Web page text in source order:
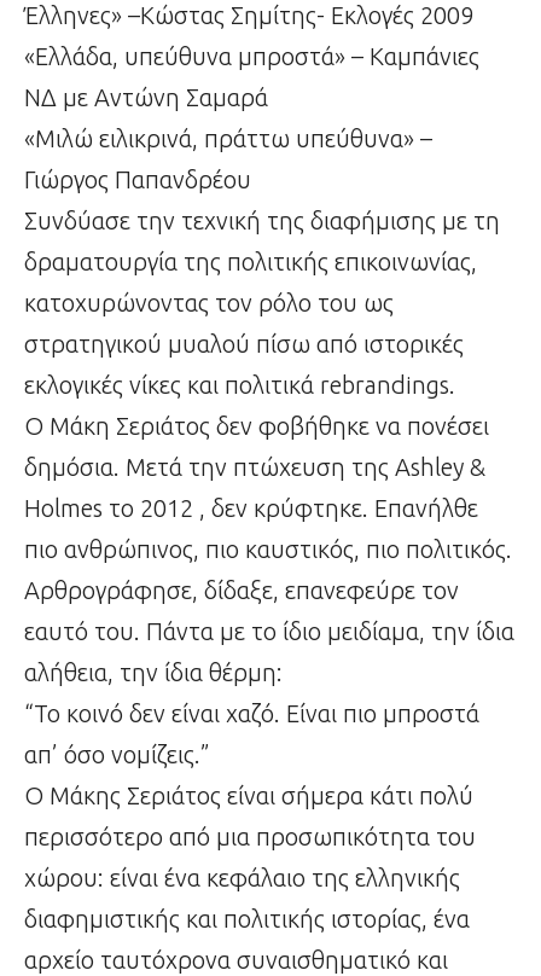
Έλληνες» –Κώστας Σημίτης- Εκλογές 2009
«Ελλάδα, υπεύθυνα μπροστά» – Καμπάνιες
ΝΔ με Αντώνη Σαμαρά
«Μιλώ ειλικρινά, πράττω υπεύθυνα» –
Γιώργος Παπανδρέου
Συνδύασε την τεχνική της διαφήμισης με τη
δραματουργία της πολιτικής επικοινωνίας,
κατοχυρώνοντας τον ρόλο του ως
στρατηγικού μυαλού πίσω από ιστορικές
εκλογικές νίκες και πολιτικά rebrandings.
Ο Μάκη Σεριάτος δεν φοβήθηκε να πονέσει
δημόσια. Μετά την πτώχευση της Ashley &
Holmes το 2012 , δεν κρύφτηκε. Επανήλθε
πιο ανθρώπινος, πιο καυστικός, πιο πολιτικός.
Αρθρογράφησε, δίδαξε, επανεφεύρε τον
εαυτό του. Πάντα με το ίδιο μειδίαμα, την ίδια
αλήθεια, την ίδια θέρμη:
“Το κοινό δεν είναι χαζό. Είναι πιο μπροστά
απ’ όσο νομίζεις.”
Ο Μάκης Σεριάτος είναι σήμερα κάτι πολύ
περισσότερο από μια προσωπικότητα του
χώρου: είναι ένα κεφάλαιο της ελληνικής
διαφημιστικής και πολιτικής ιστορίας, ένα
αρχείο ταυτόχρονα συναισθηματικό και